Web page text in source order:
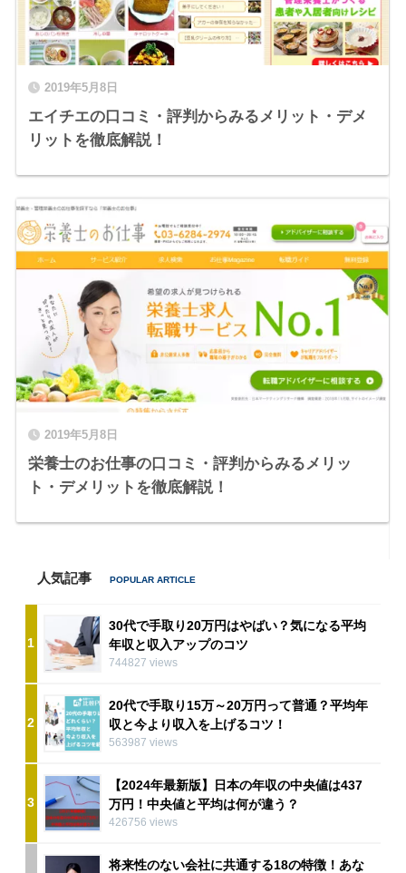
2019年5月8日
エイチエの口コミ・評判からみるメリット・デメ
リットを徹底解説！
2019年5月8日
栄養士のお仕事の口コミ・評判からみるメリッ
ト・デメリットを徹底解説！
人気記事
1
30代で手取り20万円はやばい？気になる平均
年収と収入アップのコツ
744827 views
2
20代で手取り15万～20万円って普通？平均年
収と今より収入を上げるコツ！
563987 views
3
【2024年最新版】日本の年収の中央値は437
万円！中央値と平均は何が違う？
426756 views
将来性のない会社に共通する18の特徴！あな